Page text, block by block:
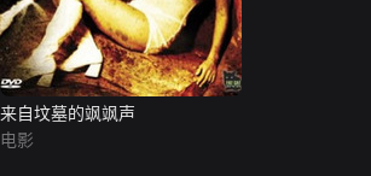
来自坟墓的飒飒声
电影